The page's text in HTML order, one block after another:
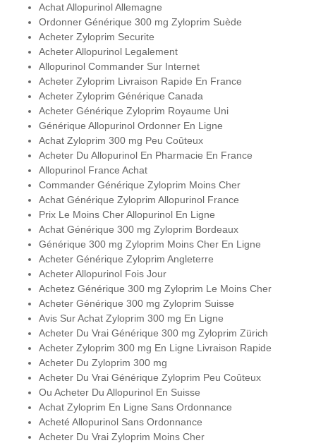
Achat Allopurinol Allemagne
Ordonner Générique 300 mg Zyloprim Suède
Acheter Zyloprim Securite
Acheter Allopurinol Legalement
Allopurinol Commander Sur Internet
Acheter Zyloprim Livraison Rapide En France
Acheter Zyloprim Générique Canada
Acheter Générique Zyloprim Royaume Uni
Générique Allopurinol Ordonner En Ligne
Achat Zyloprim 300 mg Peu Coûteux
Acheter Du Allopurinol En Pharmacie En France
Allopurinol France Achat
Commander Générique Zyloprim Moins Cher
Achat Générique Zyloprim Allopurinol France
Prix Le Moins Cher Allopurinol En Ligne
Achat Générique 300 mg Zyloprim Bordeaux
Générique 300 mg Zyloprim Moins Cher En Ligne
Acheter Générique Zyloprim Angleterre
Acheter Allopurinol Fois Jour
Achetez Générique 300 mg Zyloprim Le Moins Cher
Acheter Générique 300 mg Zyloprim Suisse
Avis Sur Achat Zyloprim 300 mg En Ligne
Acheter Du Vrai Générique 300 mg Zyloprim Zürich
Acheter Zyloprim 300 mg En Ligne Livraison Rapide
Acheter Du Zyloprim 300 mg
Acheter Du Vrai Générique Zyloprim Peu Coûteux
Ou Acheter Du Allopurinol En Suisse
Achat Zyloprim En Ligne Sans Ordonnance
Acheté Allopurinol Sans Ordonnance
Acheter Du Vrai Zyloprim Moins Cher